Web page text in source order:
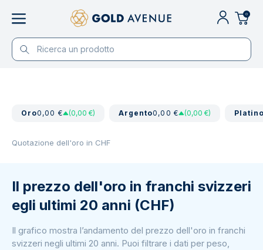
0
Oro0,00 € (0,00 €) Argento0,00 € (0,00 €)
Quotazione dell'oro in CHF
Il prezzo dell'oro in franchi svizzeri
egli ultimi 20 anni (CHF)
Il grafico mostra l’andamento del prezzo dell'oro in franchi
svizzeri negli ultimi 20 anni. Puoi filtrare i dati per peso,